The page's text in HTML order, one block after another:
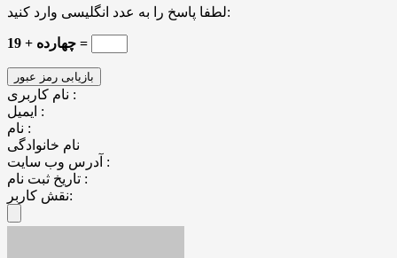
لطفا پاسخ را به عدد انگلیسی وارد کنید:
19 + چهارده =
نام کاربری :
ایمیل :
نام :
نام خانوادگی
آدرس وب سایت :
تاریخ ثبت نام :
نقش کاربر: